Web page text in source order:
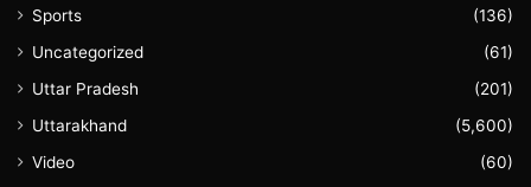
Sports
(136)
Uncategorized
(61)
Uttar Pradesh
(201)
Uttarakhand
(5,600)
Video
(60)